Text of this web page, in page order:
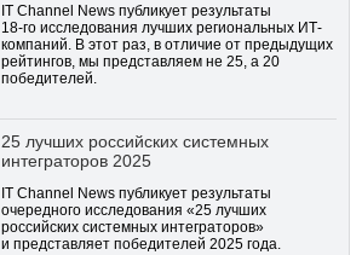
IT Channel News публикует результаты
18-го исследования лучших региональных ИТ-
компаний. В этот раз, в отличие от предыдущих
рейтингов, мы представляем не 25, а 20
победителей.
25 лучших российских системных
интеграторов 2025
IT Channel News публикует результаты
очередного исследования «25 лучших
российских системных интеграторов»
и представляет победителей 2025 года.